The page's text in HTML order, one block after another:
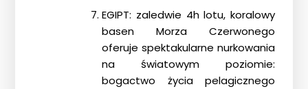
EGIPT: zaledwie 4h lotu, koralowy
basen Morza Czerwonego
oferuje spektakularne nurkowania
na światowym poziomie:
bogactwo życia pelagicznego